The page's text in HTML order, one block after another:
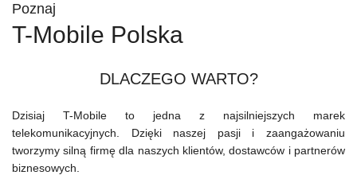
Poznaj
T-Mobile Polska
DLACZEGO WARTO?
Dzisiaj T-Mobile to jedna z najsilniejszych marek
telekomunikacyjnych. Dzięki naszej pasji i zaangażowaniu
tworzymy silną firmę dla naszych klientów, dostawców i partnerów
biznesowych.